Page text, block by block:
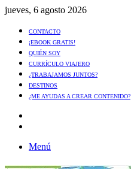
jueves, 6 agosto 2026
CONTACTO
¡EBOOK GRATIS!
QUIÉN SOY
CURRÍCULO VIAJERO
¿TRABAJAMOS JUNTOS?
DESTINOS
¿ME AYUDAS A CREAR CONTENIDO?
Menú